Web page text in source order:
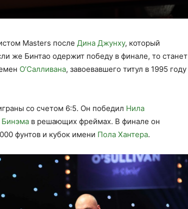
Masters после Дина Джунху, который
же Бинтао одержит победу в финале, то станет
О’Салливана, завоевавшего титул в 1995 году
со счетом 6:5. Он победил Нила
Бинэма в решающих фреймах. В финале он
фунтов и кубок имени Пола Хантера.